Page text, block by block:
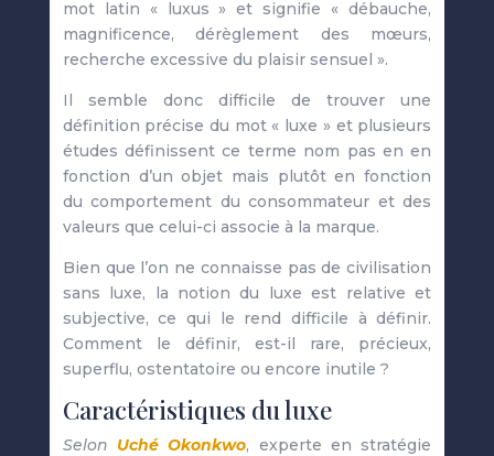
mot latin « luxus » et signifie « débauche,
magnificence, dérèglement des mœurs,
recherche excessive du plaisir sensuel ».
Il semble donc difficile de trouver une
définition précise du mot « luxe » et plusieurs
études définissent ce terme nom pas en en
fonction d’un objet mais plutôt en fonction
du comportement du consommateur et des
valeurs que celui-ci associe à la marque.
Bien que l’on ne connaisse pas de civilisation
sans luxe, la notion du luxe est relative et
subjective, ce qui le rend difficile à définir.
Comment le définir, est-il rare, précieux,
superflu, ostentatoire ou encore inutile ?
Caractéristiques du luxe
Selon Uché Okonkwo, experte en stratégie